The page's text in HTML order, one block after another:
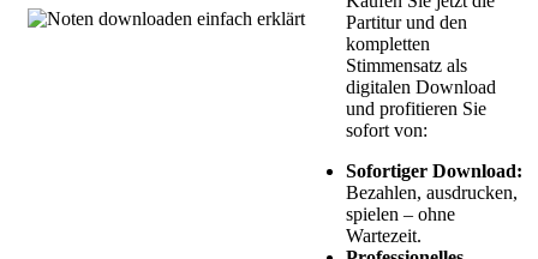
Partitur und den
kompletten
Stimmensatz als
digitalen Download
und profitieren Sie
sofort von:
Sofortiger Download:
Bezahlen, ausdrucken,
spielen – ohne
Wartezeit.